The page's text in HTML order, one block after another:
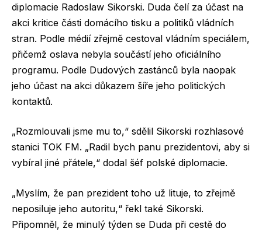
diplomacie Radoslaw Sikorski. Duda čelí za účast na
akci kritice části domácího tisku a politiků vládních
stran. Podle médií zřejmě cestoval vládním speciálem,
přičemž oslava nebyla součástí jeho oficiálního
programu. Podle Dudových zastánců byla naopak
jeho účast na akci důkazem šíře jeho politických
kontaktů.
„Rozmlouvali jsme mu to,“ sdělil Sikorski rozhlasové
stanici TOK FM. „Radil bych panu prezidentovi, aby si
vybíral jiné přátele,“ dodal šéf polské diplomacie.
„Myslím, že pan prezident toho už lituje, to zřejmě
neposiluje jeho autoritu,“ řekl také Sikorski.
Připomněl, že minulý týden se Duda při cestě do